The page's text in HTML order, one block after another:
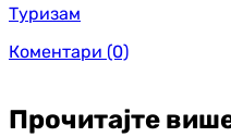
Туризам
Коментари (0)
Прочитајте